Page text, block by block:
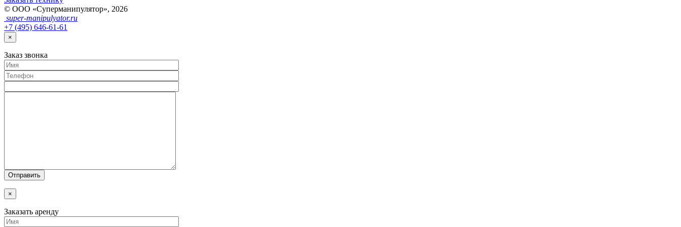
© ООО «Суперманипулятор», 2026
super-manipulyator.ru
+7 (495) 646-61-61
×
Заказ звонка
×
Заказать аренду